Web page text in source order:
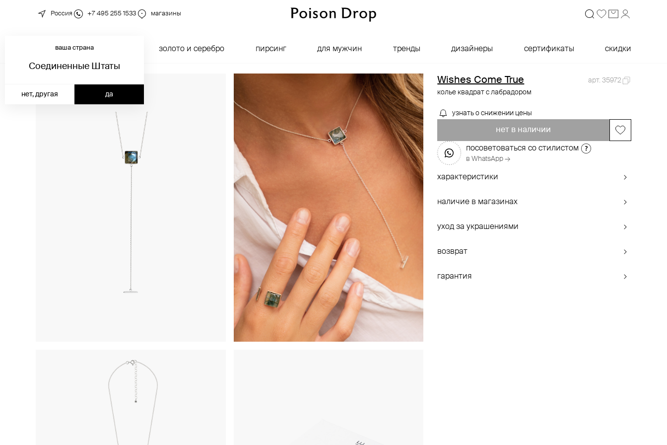
Россия +7 495 255 1533 магазины
новинки золото и серебро пирсинг для мужчин тренды дизайнеры сертификаты скидки
ваша страна
Соединенные Штаты
да
нет, другая
Wishes Come True
арт. 35972
колье квадрат с лабрадором
узнать о снижении цены
нет в наличии
посоветоваться со стилистом
в WhatsApp →
характеристики
наличие в магазинах
уход за украшениями
возврат
гарантия